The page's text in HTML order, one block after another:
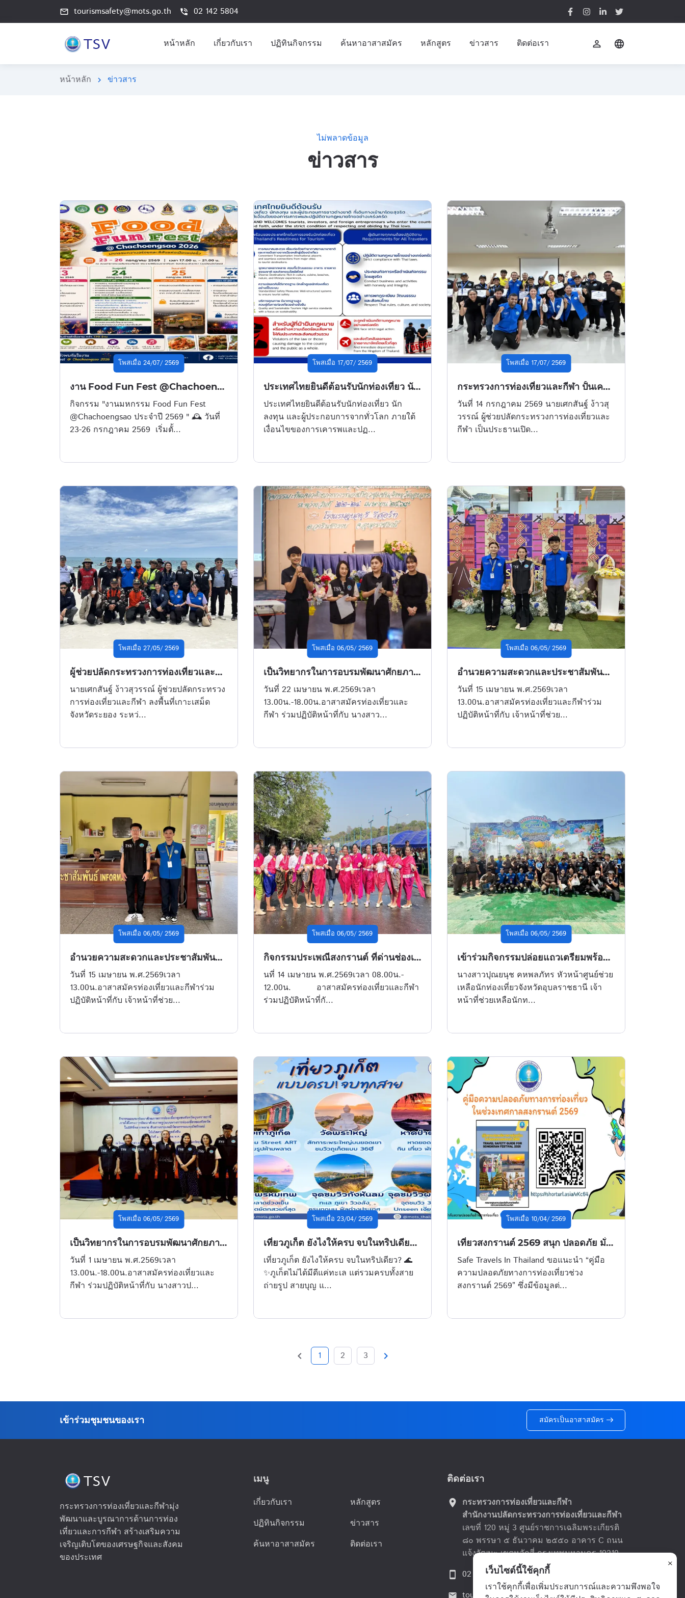
mail_outline tourismsafety@mots.go.th phone_in_talk 02 142 5804
หน้าหลัก เกี่ยวกับเรา ปฏิทินกิจกรรม ค้นหาอาสาสมัคร หลักสูตร ข่าวสาร ติดต่อเรา perm_identity language
หน้าหลัก chevron_right ข่าวสาร
ไม่พลาดข้อมูล
ข่าวสาร
โพสเมื่อ 24/07/ 2569
งาน Food Fun Fest @Chachoengsao 2026
กิจกรรม "งานมหกรรม Food Fun Fest
@Chachoengsao ประจำปี 2569 " 🕰️ วันที่
23-26 กรกฎาคม 2569 เริ่มตั้...
โพสเมื่อ 17/07/ 2569
ประเทศไทยยินดีต้อนรับนักท่องเที่ยว นักลงทุน และผู้ประกอบการจากทั่วโลก ภายใต้เงื่อนไขของการเคารพและปฏิบัติตามกฎหมายไทยอย่างเคร่งครัด
ประเทศไทยยินดีต้อนรับนักท่องเที่ยว นัก
ลงทุน และผู้ประกอบการจากทั่วโลก ภายใต้
เงื่อนไขของการเคารพและปฏ...
โพสเมื่อ 17/07/ 2569
กระทรวงการท่องเที่ยวและกีฬา ปั้นเครือข่าย อสทก. ยกระดับภูเก็ตต้นแบบดูแลนักท่องเที่ยว ใช้ AI เสริมความปลอดภัย สร้างความเชื่อมั่นทั่วไทย
วันที่ 14 กรกฎาคม 2569 นายเศกสันฐ์ ง้าวสุ
วรรณ์ ผู้ช่วยปลัดกระทรวงการท่องเที่ยวและ
กีฬา เป็นประธานเปิด...
โพสเมื่อ 27/05/ 2569
ผู้ช่วยปลัดกระทรวงการท่องเที่ยวและกีฬา ลงพื้นที่เกาะเสม็ด จังหวัดระยอง ติดตามสถานการณ์และหารือแนวทางยกระดับมาตรการด้านความปลอดภัยทางการท่องเที่ยว มุ่งสู่การเป็นต้นแบบเกาะท่องเที่ยวปลอดภัย
นายเศกสันฐ์ ง้าวสุวรรณ์ ผู้ช่วยปลัดกระทรวง
การท่องเที่ยวและกีฬา ลงพื้นที่เกาะเสม็ด
จังหวัดระยอง ระหว่...
โพสเมื่อ 06/05/ 2569
เป็นวิทยากรในการอบรมพัฒนาศักยภาพการท่องเที่ยวชุมชนจังหวัดอุบลราชธานี ภายใต้โครงการพัฒนาศักยภาพรูปแบบทางการท่องเที่ยวของจังหวัดในมิติที่หลากหลาย สืบสานประเพณีวัฒนธรรม และอัตลักษณ์ให้เกิดความสมดุลยั่งยืน รุ่นที่ 2
วันที่ 22 เมษายน พ.ศ.2569เวลา
13.00น.-18.00น.อาสาสมัครท่องเที่ยวและ
กีฬา ร่วมปฏิบัติหน้าที่กับ นางสาว...
โพสเมื่อ 06/05/ 2569
อำนวยความสะดวกและประชาสัมพันธ์ให้กับนักท่องเที่ยวชาวไทยและต่างชาติช่วงเทศกาลสงกรานต์ที่จุดปฏิบัติงานสนามบินนานาชาติอุบลราชธานี
วันที่ 15 เมษายน พ.ศ.2569เวลา
13.00น.อาสาสมัครท่องเที่ยวและกีฬาร่วม
ปฏิบัติหน้าที่กับ เจ้าหน้าที่ช่วย...
โพสเมื่อ 06/05/ 2569
อำนวยความสะดวกและประชาสัมพันธ์ให้กับนักท่องเที่ยวชาวไทยและต่างชาติช่วงเทศกาลสงกรานต์ที่จุดปฏิบัติงานสถานีรถไฟอุบลราชธานี
วันที่ 15 เมษายน พ.ศ.2569เวลา
13.00น.อาสาสมัครท่องเที่ยวและกีฬาร่วม
ปฏิบัติหน้าที่กับ เจ้าหน้าที่ช่วย...
โพสเมื่อ 06/05/ 2569
กิจกรรมประเพณีสงกรานต์ ที่ด่านช่องเม็ก
นที่ 14 เมษายน พ.ศ.2569เวลา 08.00น.-
12.00น. อาสาสมัครท่องเที่ยวและกีฬา
ร่วมปฏิบัติหน้าที่กั...
โพสเมื่อ 06/05/ 2569
เข้าร่วมกิจกรรมปล่อยแถวเตรียมพร้อมดูแลความปลอดภัยนักท่องเที่ยวช่วงเทศกาลสงกรานต์ 2569
นางสาวปุณยนุช คหพลภัทร หัวหน้าศูนย์ช่วย
เหลือนักท่องเที่ยวจังหวัดอุบลราชธานี เจ้า
หน้าที่ช่วยเหลือนักท...
โพสเมื่อ 06/05/ 2569
เป็นวิทยากรในการอบรมพัฒนาศักยภาพการท่องเที่ยวชุมชนจังหวัดอุบลราชธานี ภายใต้โครงการพัฒนา ศักยภาพรูปแบบทางการท่องเที่ยวของจังหวัดในมิติที่หลากหลาย สืบสานประเพณีวัฒนธรรม และอัตลักษณ์ให้เกิดความสมดุลย์ยั่งยืน
วันที่ 1 เมษายน พ.ศ.2569เวลา
13.00น.-18.00น.อาสาสมัครท่องเที่ยวและ
กีฬา ร่วมปฏิบัติหน้าที่กับ นางสาวป...
โพสเมื่อ 23/04/ 2569
เที่ยวภูเก็ต ยังไงให้ครบ จบในทริปเดียว? 🌊✨
เที่ยวภูเก็ต ยังไงให้ครบ จบในทริปเดียว? 🌊
✨ภูเก็ตไม่ได้มีดีแค่ทะเล แต่รวมครบทั้งสาย
ถ่ายรูป สายบุญ แ...
โพสเมื่อ 10/04/ 2569
เที่ยวสงกรานต์ 2569 สนุก ปลอดภัย มั่นใจทุกการเดินทาง
Safe Travels In Thailand ขอแนะนำ “คู่มือ
ความปลอดภัยทางการท่องเที่ยวช่วง
สงกรานต์ 2569” ซึ่งมีข้อมูลต่...
chevron_left 1 2 3 chevron_right
เข้าร่วมชุมชนของเรา สมัครเป็นอาสาสมัคร
กระทรวงการท่องเที่ยวและกีฬามุ่ง
พัฒนาและบูรณาการด้านการท่อง
เที่ยวและการกีฬา สร้างเสริมความ
เจริญเติบโตของเศรษฐกิจและสังคม
ของประเทศ
เมนู
เกี่ยวกับเรา
ปฏิทินกิจกรรม
ค้นหาอาสาสมัคร
หลักสูตร
ข่าวสาร
ติดต่อเรา
ติดต่อเรา
location_on กระทรวงการท่องเที่ยวและกีฬา
สำนักงานปลัดกระทรวงการท่องเที่ยวและกีฬา
เลขที่ 120 หมู่ 3 ศูนย์ราชการเฉลิมพระเกียรติ
๘๐ พรรษา ๕ ธันวาคม ๒๕๕๐ อาคาร C ถนน
แจ้งวัฒนะ เขตหลักสี่ กรุงเทพมหานคร 10210
smartphone 02 142 5804
email tourismsafety@mots.go.th
×
เว็บไซต์นี้ใช้คุกกี้
เราใช้คุกกี้เพื่อเพิ่มประสบการณ์และความพึงพอใจ